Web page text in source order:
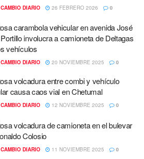
DIARIO 26 FEBRERO 2026 0
carambola vehicular en avenida José
involucra a camioneta de Deltagas
vehículos
DIARIO 20 NOVIEMBRE 2025 0
volcadura entre combi y vehículo
causa caos vial en Chetumal
DIARIO 12 NOVIEMBRE 2025 0
volcadura de camioneta en el bulevar
Colosio
DIARIO 11 NOVIEMBRE 2025 0